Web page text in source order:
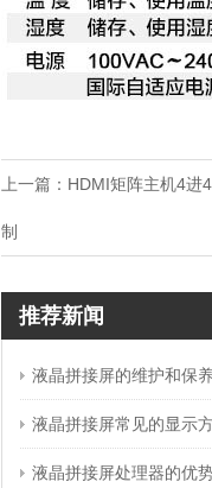
上一篇： HDMI矩阵主机4进
制
推荐新闻
液晶拼接屏的维护和保
液晶拼接屏常见的显示
液晶拼接屏处理器的优